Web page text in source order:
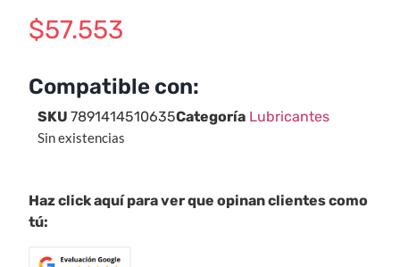
$57.553
Compatible con:
SKU 7891414510635Categoría Lubricantes
Sin existencias
Haz click aquí para ver que opinan clientes como
tú: